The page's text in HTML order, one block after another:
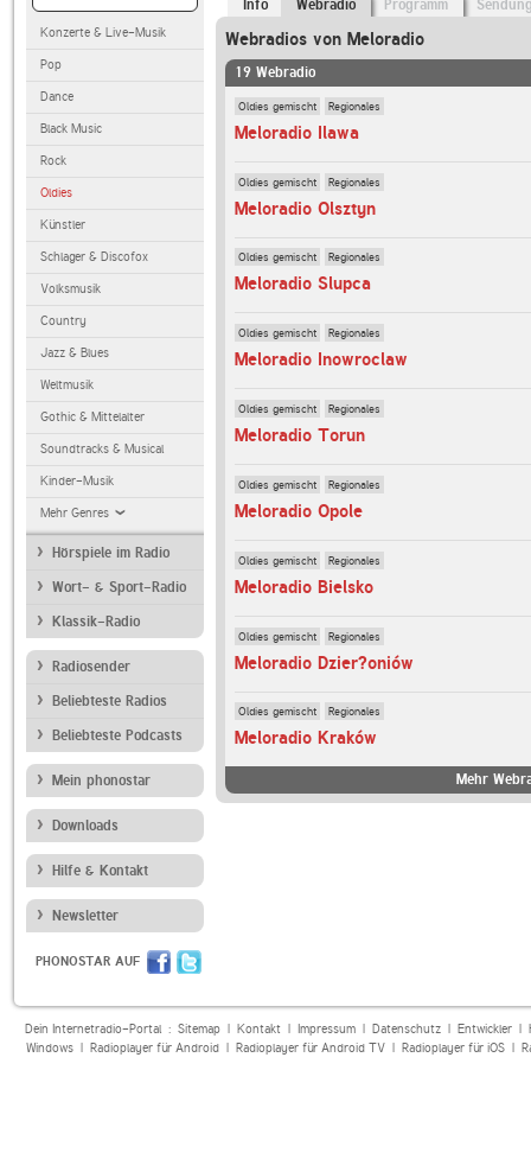
Konzerte & Live-Musik
Pop
Dance
Black Music
Rock
Oldies
Künstler
Schlager & Discofox
Volksmusik
Country
Jazz & Blues
Weltmusik
Gothic & Mittelalter
Soundtracks & Musical
Kinder-Musik
Mehr Genres
Hörspiele im Radio
Wort- & Sport-Radio
Klassik-Radio
Radiosender
Beliebteste Radios
Beliebteste Podcasts
Mein phonostar
Downloads
Hilfe & Kontakt
Newsletter
PHONOSTAR AUF
Info Webradio Programm
Webradios von Meloradio
19 Webradio
Oldies gemischt Regionales
Meloradio Ilawa
Oldies gemischt Regionales
Meloradio Olsztyn
Oldies gemischt Regionales
Meloradio Slupca
Oldies gemischt Regionales
Meloradio Inowroclaw
Oldies gemischt Regionales
Meloradio Torun
Oldies gemischt Regionales
Meloradio Opole
Oldies gemischt Regionales
Meloradio Bielsko
Oldies gemischt Regionales
Meloradio Dzier?oniów
Oldies gemischt Regionales
Meloradio Kraków
Mehr
Dein Internetradio-Portal : Sitemap| Kontakt| Impressum| Datenschutz| Entwickler|
Windows| Radioplayer für Android| Radioplayer für Android TV| Radioplayer für iOS|